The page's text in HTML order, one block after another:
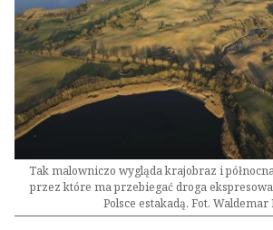
Tak malowniczo wygląda krajobraz i północna
przez które ma przebiegać droga
Polsce estakadą. Fot. Waldemar